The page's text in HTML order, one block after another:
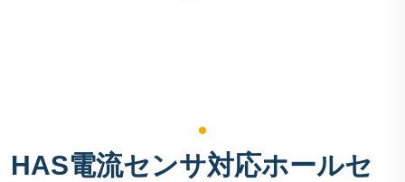
HAS電流センサ対応ホールセ